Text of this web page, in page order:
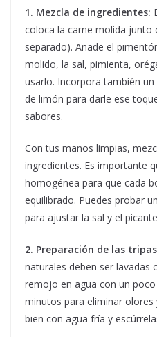
1. Mezcla de ingredientes:
coloca la carne molida junto
separado). Añade el
molido, la sal, pimienta,
usarlo. Incorpora también
de limón para darle ese
sabores.
Con tus manos limpias,
ingredientes. Es importante
homogénea para que cada
equilibrado. Puedes probar
para ajustar la sal y el
2. Preparación de las
naturales deben ser lavadas
remojo en agua con un
minutos para eliminar
bien con agua fría y